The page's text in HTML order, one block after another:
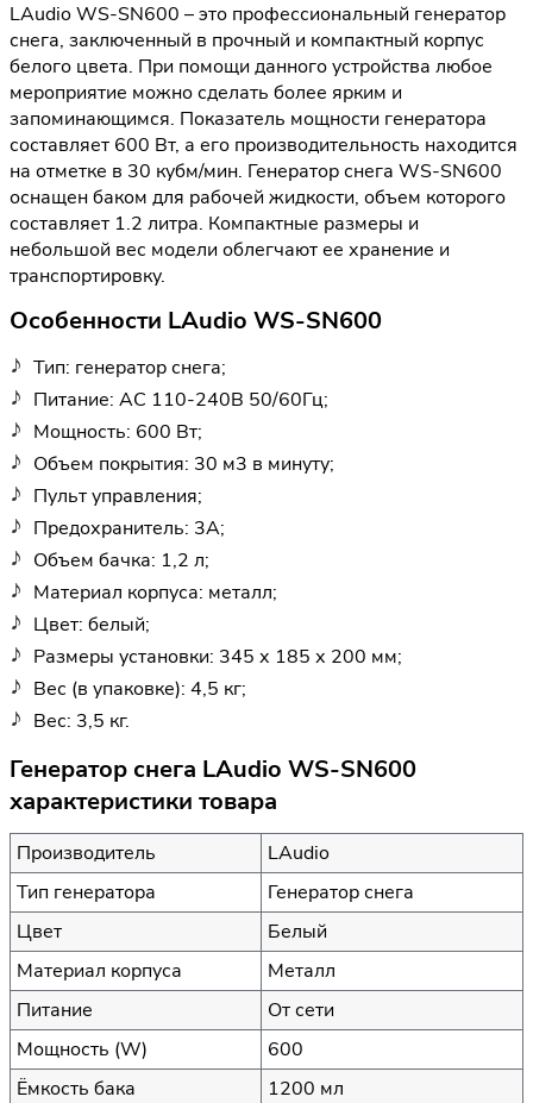
LAudio WS-SN600 – это профессиональный генератор
снега, заключенный в прочный и компактный корпус
белого цвета. При помощи данного устройства любое
мероприятие можно сделать более ярким и
запоминающимся. Показатель мощности генератора
составляет 600 Вт, а его производительность находится
на отметке в 30 кубм/мин. Генератор снега WS-SN600
оснащен баком для рабочей жидкости, объем которого
составляет 1.2 литра. Компактные размеры и
небольшой вес модели облегчают ее хранение и
транспортировку.
Особенности LAudio WS-SN600
Тип: генератор снега;
Питание: AC 110-240В 50/60Гц;
Мощность: 600 Вт;
Объем покрытия: 30 м3 в минуту;
Пульт управления;
Предохранитель: 3А;
Объем бачка: 1,2 л;
Материал корпуса: металл;
Цвет: белый;
Размеры установки: 345 х 185 х 200 мм;
Вес (в упаковке): 4,5 кг;
Вес: 3,5 кг.
Генератор снега LAudio WS-SN600
характеристики товара
Производитель
LAudio
Тип генератора
Генератор снега
Цвет
Белый
Материал корпуса
Металл
Питание
От сети
Мощность (W)
600
Ёмкость бака
1200 мл